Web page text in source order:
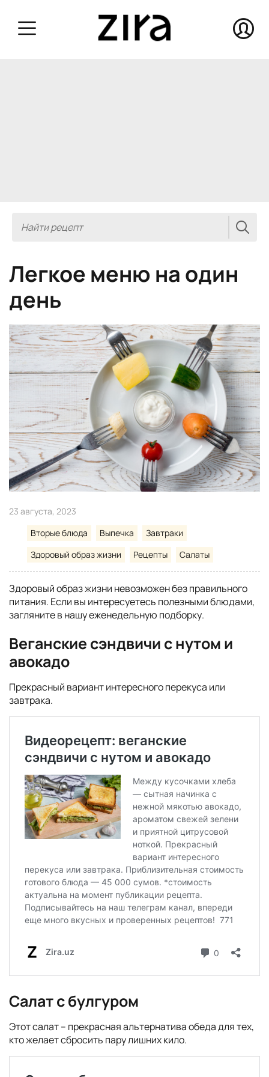
Легкое меню на один
день
23 августа, 2023
Вторые блюда
Выпечка
Завтраки
Здоровый образ жизни
Рецепты Салаты
Здоровый образ жизни невозможен без правильного
питания. Если вы интересуетесь полезными блюдами,
загляните в нашу еженедельную подборку.
Веганские сэндвичи с нутом и
авокадо
Прекрасный вариант интересного перекуса или
завтрака.
Салат с булгуром
Этот салат – прекрасная альтернатива обеда для тех,
кто желает сбросить пару лишних кило.